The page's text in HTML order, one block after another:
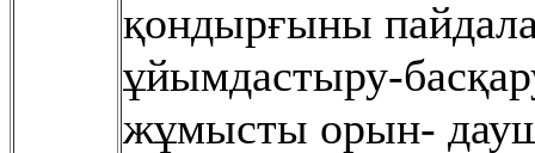
қондырғыны
ұйымдастыру-
жұмысты орын-